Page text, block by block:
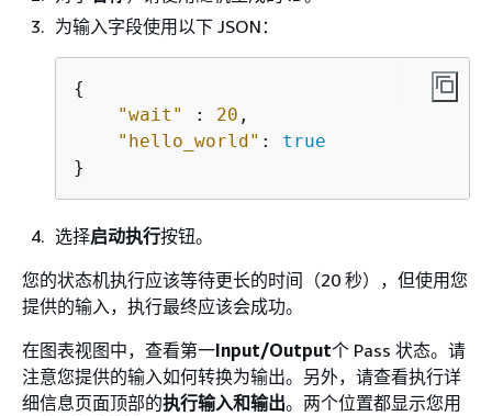
为输入字段使用以下 JSON：
{
"wait"
: 20 ,
"hello_world" : true
}
选择启动执行按钮。
您的状态机执行应该等待更长的时间（20 秒），但使用您
提供的输入，执行最终应该会成功。
在图表视图中，查看第一Input/Output个 Pass 状态。请
注意您提供的输入如何转换为输出。另外，请查看执行详
细信息页面顶部的执行输入和输出。两个位置都显示您用